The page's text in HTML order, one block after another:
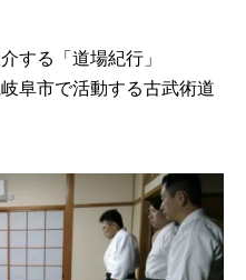
する「道場紀行」
阜市で活動する古武術道